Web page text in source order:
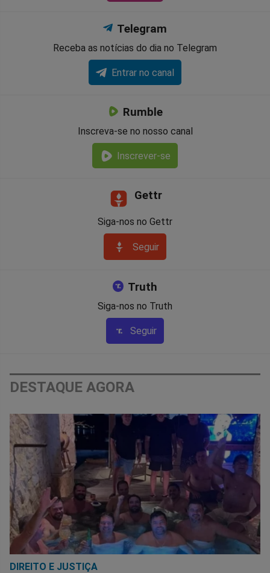
Telegram
Receba as notícias do dia no Telegram
Entrar no canal
Rumble
Inscreva-se no nosso canal
Inscrever-se
Gettr
Siga-nos no Gettr
Seguir
Truth
Siga-nos no Truth
Seguir
DESTAQUE AGORA
DIREITO E JUSTIÇA